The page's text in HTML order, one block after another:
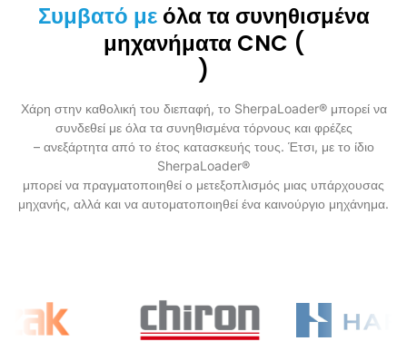
Συμβατό με όλα τα συνηθισμένα
μηχανήματα CNC (
)
Χάρη στην καθολική του διεπαφή, το SherpaLoader® μπορεί να
συνδεθεί με όλα τα συνηθισμένα τόρνους και φρέζες
– ανεξάρτητα από το έτος κατασκευής τους. Έτσι, με το ίδιο
SherpaLoader®
μπορεί να πραγματοποιηθεί ο μετεξοπλισμός μιας υπάρχουσας
μηχανής, αλλά και να αυτοματοποιηθεί ένα καινούργιο μηχάνημα.